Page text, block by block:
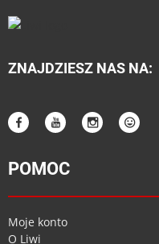
ZNAJDZIESZ NAS NA:
POMOC
Moje konto
O Liwi